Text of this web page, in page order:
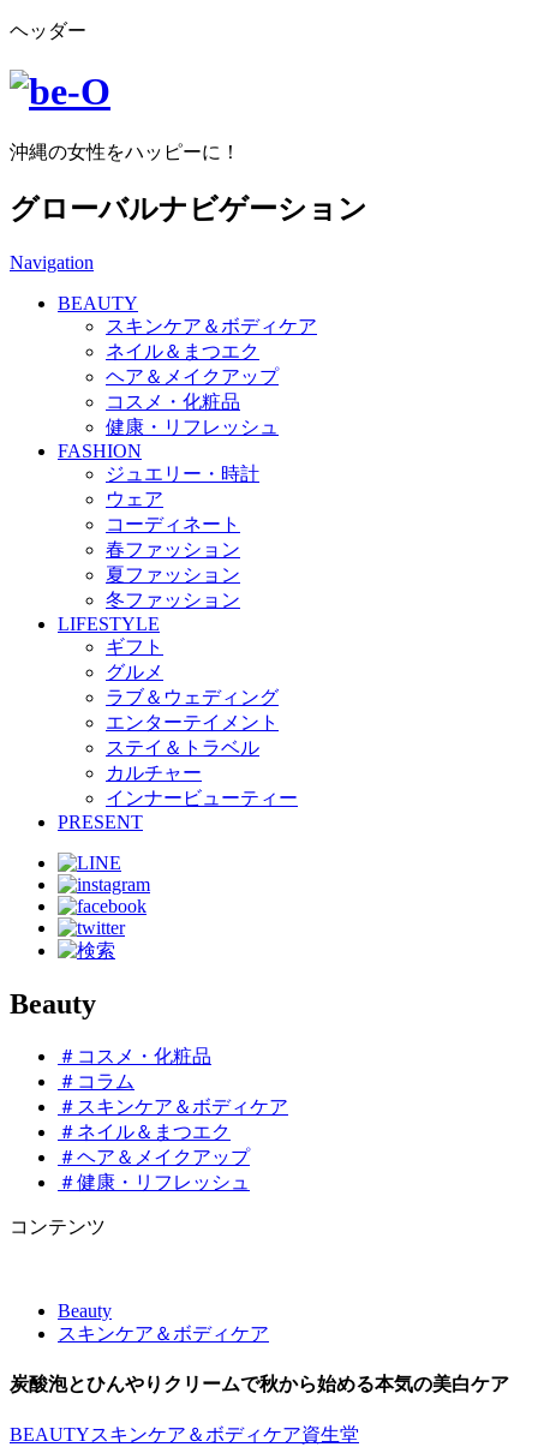
ヘッダー
沖縄の女性をハッピーに！
グローバルナビゲーション
Navigation
BEAUTY
スキンケア＆ボディケア
ネイル＆まつエク
ヘア＆メイクアップ
コスメ・化粧品
健康・リフレッシュ
FASHION
ジュエリー・時計
ウェア
コーディネート
春ファッション
夏ファッション
冬ファッション
LIFESTYLE
ギフト
グルメ
ラブ＆ウェディング
エンターテイメント
ステイ＆トラベル
カルチャー
インナービューティー
PRESENT
Beauty
＃コスメ・化粧品
＃コラム
＃スキンケア＆ボディケア
＃ネイル＆まつエク
＃ヘア＆メイクアップ
＃健康・リフレッシュ
コンテンツ
Beauty
スキンケア＆ボディケア
炭酸泡とひんやりクリームで秋から始める本気の美白ケア
BEAUTYスキンケア＆ボディケア資生堂